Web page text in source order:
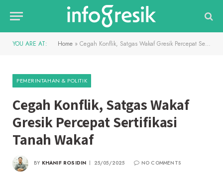
YOU ARE AT: Home » Cegah Konflik, Satgas Wakaf Gresik Percepat Sertifikasi Tanah Wakaf
PEMERINTAHAN & POLITIK
Cegah Konflik, Satgas Wakaf
Gresik Percepat Sertifikasi
Tanah Wakaf
BY KHANIF ROSIDIN 25/05/2025
NO COMMENTS